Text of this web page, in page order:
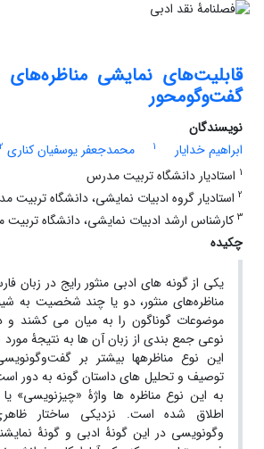
قابلیت‌های نمایشی مناظره‌های
گفت‌وگومحور
نویسندگان
ابراهیم خدایار
1 محمدجعفر یوسفیان کناری 2
1 استادیار دانشگاه تربیت مدرس
2 استادیار گروه ادبیات نمایشی، دانشگاه تربیت
3 کارشناس ارشد ادبیات نمایشی، دانشگاه
چکیده
یکی از گونه های ادبی منثور رایج در زبان
مناظره‌های منثور، دو یا چند شخصیت به
موضوعات گوناگون را به میان می کشند و
نوعی جمع بندی از زبان آن ها به نتیجۀ
این نوع مناظره‏ها بیشتر بر
توصیف و تحلیل های داستان گونه به دور
به این نوع مناظره ها واژۀ «چیزنویسی»
اطلاق شده است. نزدیکی ساختار
وگونویسی در این گونۀ ادبی و گونۀ